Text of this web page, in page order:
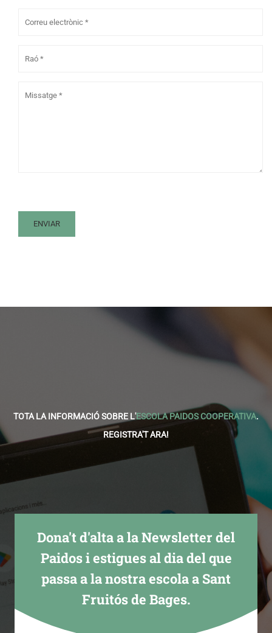
TOTA LA INFORMACIÓ SOBRE L'ESCOLA PAIDOS COOPERATIVA.
REGISTRA'T ARA!
Dona't d'alta a la Newsletter del
Paidos i estigues al dia del que
passa a la nostra escola a Sant
Fruitós de Bages.